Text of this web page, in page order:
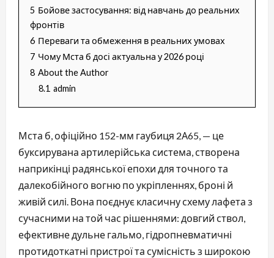
5 Бойове застосування: від навчань до реальних
фронтів
6 Переваги та обмеження в реальних умовах
7 Чому Мста б досі актуальна у 2026 році
8 About the Author
8.1 admin
Мста б, офіційно 152-мм гаубиця 2А65, — це
буксирувана артилерійська система, створена
наприкінці радянської епохи для точного та
далекобійного вогню по укріпленнях, броні й
живій силі. Вона поєднує класичну схему лафета з
сучасними на той час рішеннями: довгий ствол,
ефективне дульне гальмо, гідропневматичні
протидоткатні пристрої та сумісність з широкою